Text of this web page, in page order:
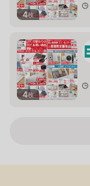
4枚
4枚